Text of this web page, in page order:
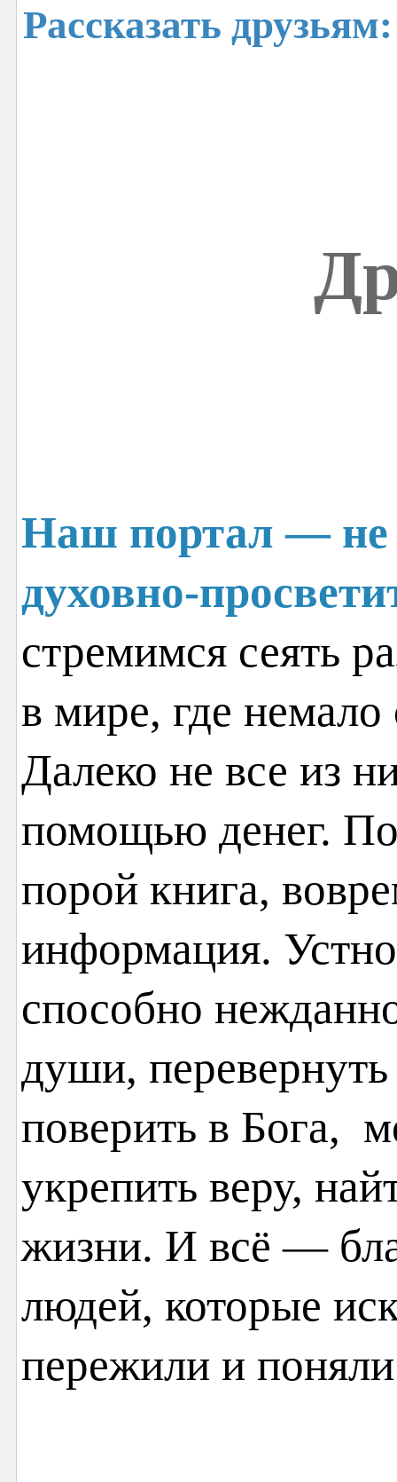
Рассказать друзьям:
Наш портал — не
духовно-
стремимся сеять
в мире, где
Далеко не все из
помощью денег.
порой книга,
информация.
способно
души,
поверить в Бога,
укрепить веру,
жизни. И всё —
людей, которые
пережили и